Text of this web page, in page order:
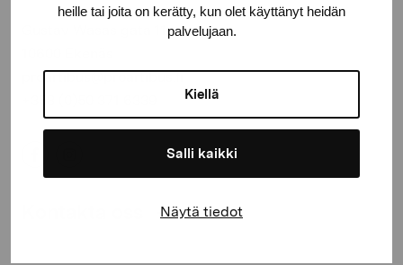
heille tai joita on kerätty, kun olet käyttänyt heidän
palvelujaan.
Kiellä
Salli kaikki
Näytä tiedot
proartibus@proartibus.fi